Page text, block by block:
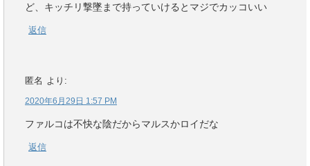
ど、キッチリ撃墜まで持っていけるとマジでカッコいい
返信
匿名 より:
2020年6月29日 1:57 PM
ファルコは不快な陰だからマルスかロイだな
返信